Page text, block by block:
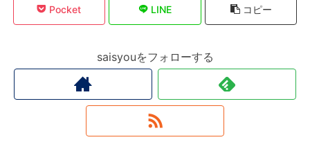
Pocket LINE コピー
saisyouをフォローする